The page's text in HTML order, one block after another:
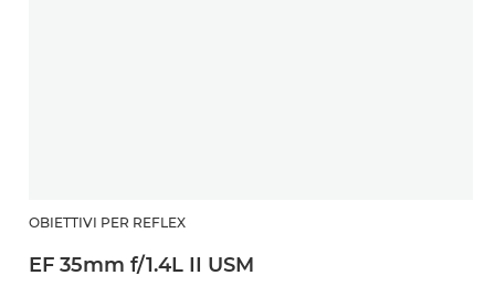
OBIETTIVI PER REFLEX
EF 35mm f/1.4L II USM